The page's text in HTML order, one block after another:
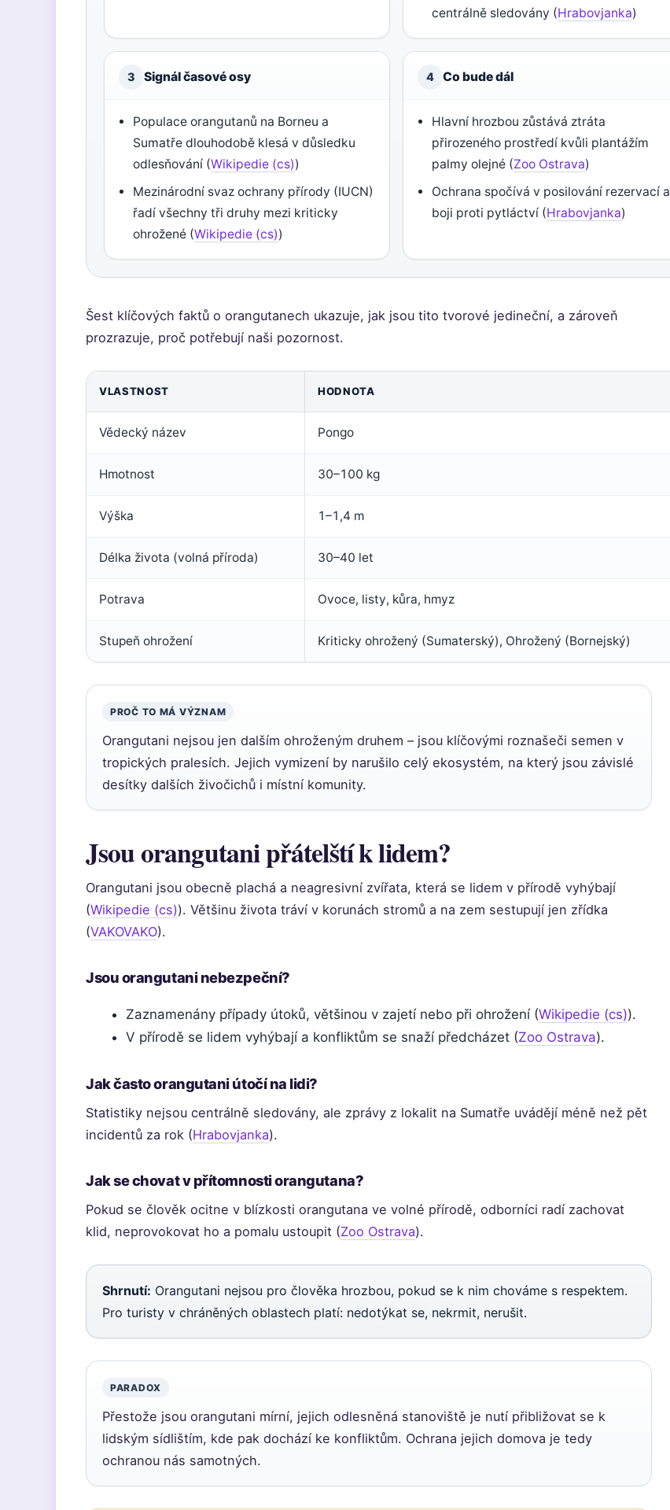
centrálně sledovány (Hrabovjanka)
3 Signál časové osy
Populace orangutanů na Borneu a
Sumatře dlouhodobě klesá v důsledku
odlesňování (Wikipedie (cs))
Mezinárodní svaz ochrany přírody (IUCN)
řadí všechny tři druhy mezi kriticky
ohrožené (Wikipedie (cs))
4 Co bude dál
Hlavní hrozbou zůstává ztráta
přirozeného prostředí kvůli plantážím
palmy olejné (Zoo Ostrava)
Ochrana spočívá v posilování rezervací a
boji proti pytláctví (Hrabovjanka)
Šest klíčových faktů o orangutanech ukazuje, jak jsou tito tvorové jedineční, a zároveň
prozrazuje, proč potřebují naši pozornost.
VLASTNOST HODNOTA
Vědecký název Pongo
Hmotnost 30–100 kg
Výška 1–1,4 m
Délka života (volná příroda) 30–40 let
Potrava Ovoce, listy, kůra, hmyz
Stupeň ohrožení Kriticky ohrožený (Sumaterský), Ohrožený (Bornejský)
PROČ TO MÁ VÝZNAM
Orangutani nejsou jen dalším ohroženým druhem – jsou klíčovými roznašeči semen v
tropických pralesích. Jejich vymizení by narušilo celý ekosystém, na který jsou závislé
desítky dalších živočichů i místní komunity.
Jsou orangutani přátelští k lidem?
Orangutani jsou obecně plachá a neagresivní zvířata, která se lidem v přírodě vyhýbají
(Wikipedie (cs)). Většinu života tráví v korunách stromů a na zem sestupují jen zřídka
(VAKOVAKO).
Jsou orangutani nebezpeční?
Zaznamenány případy útoků, většinou v zajetí nebo při ohrožení (Wikipedie (cs)).
V přírodě se lidem vyhýbají a konfliktům se snaží předcházet (Zoo Ostrava).
Jak často orangutani útočí na lidi?
Statistiky nejsou centrálně sledovány, ale zprávy z lokalit na Sumatře uvádějí méně než pět
incidentů za rok (Hrabovjanka).
Jak se chovat v přítomnosti orangutana?
Pokud se člověk ocitne v blízkosti orangutana ve volné přírodě, odborníci radí zachovat
klid, neprovokovat ho a pomalu ustoupit (Zoo Ostrava).
Shrnutí: Orangutani nejsou pro člověka hrozbou, pokud se k nim chováme s respektem.
Pro turisty v chráněných oblastech platí: nedotýkat se, nekrmit, nerušit.
PARADOX
Přestože jsou orangutani mírní, jejich odlesněná stanoviště je nutí přibližovat se k
lidským sídlištím, kde pak dochází ke konfliktům. Ochrana jejich domova je tedy
ochranou nás samotných.